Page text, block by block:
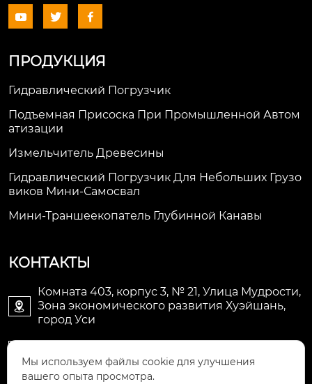
  
ПРОДУКЦИЯ
Гидравлический Погрузчик
Подъемная Присоска При Промышленной Автом
Атизации
Измельчитель Древесины
Гидравлический Погрузчик Для Небольших Грузо
Виков Мини-Самосвал
Мини-Траншеекопатель Глубинной Канавы
КОНТАКТЫ

Комната 403, корпус 3, № 21, Улица Мудрости,
Зона экономического развития Хуэйшань,
город Уси
Мы используем файлы cookie для улучшения
вашего опыта просмотра.